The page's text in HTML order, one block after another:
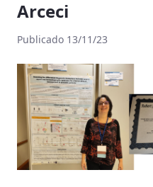
Arceci
Publicado 13/11/23